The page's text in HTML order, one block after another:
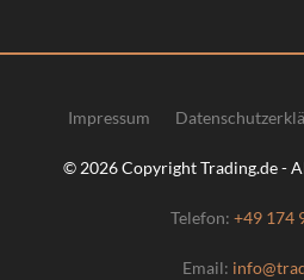
© 2026 Copyright Trading.de -
Telefon: +49 174
Email:
Impressum